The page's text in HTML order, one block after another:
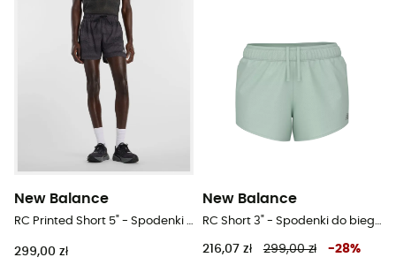
New Balance
299,00 zł
New Balance
216,07 zł 299,00 zł -28%